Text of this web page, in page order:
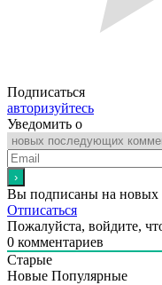
Подписаться
авторизуйтесь
Уведомить о
Вы подписаны на новых
Отписаться
Пожалуйста, войдите,
0 комментариев
Старые
Новые Популярные